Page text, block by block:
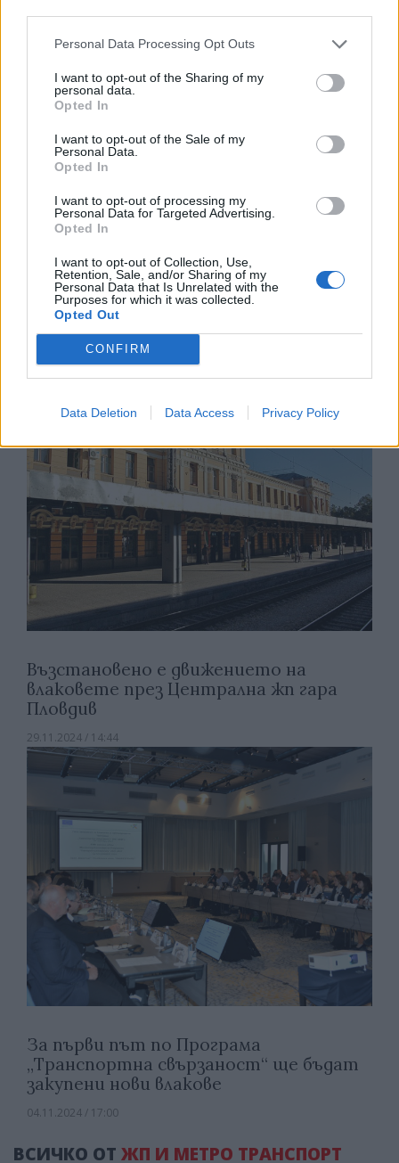
Personal Data Processing Opt Outs
I want to opt-out of the Sharing of my
personal data.
Opted In
I want to opt-out of the Sale of my
Personal Data.
Opted In
I want to opt-out of processing my
Personal Data for Targeted Advertising.
Opted In
I want to opt-out of Collection, Use,
Retention, Sale, and/or Sharing of my
Personal Data that Is Unrelated with the
Purposes for which it was collected.
Opted Out
CONFIRM
Data Deletion Data Access Privacy Policy
Започват промени в железопътния
транспорт у нас
02.12.2024 / 18:30
Възстановено е движението на
влаковете през Централна жп гара
Пловдив
29.11.2024 / 14:44
За първи път по Програма
„Транспортна свързаност“ ще бъдат
закупени нови влакове
04.11.2024 / 17:00
ВСИЧКО ОТ ЖП И МЕТРО ТРАНСПОРТ